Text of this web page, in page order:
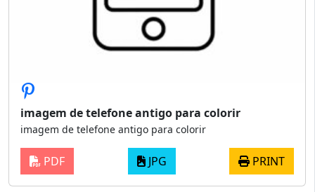
imagem de telefone antigo para colorir
imagem de telefone antigo para colorir
PDF JPG PRINT